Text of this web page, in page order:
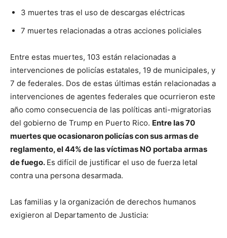
3 muertes tras el uso de descargas eléctricas
7 muertes relacionadas a otras acciones policiales
Entre estas muertes, 103 están relacionadas a
intervenciones de policías estatales, 19 de municipales, y
7 de federales. Dos de estas últimas están relacionadas a
intervenciones de agentes federales que ocurrieron este
año como consecuencia de las políticas anti-migratorias
del gobierno de Trump en Puerto Rico. Entre las 70
muertes que ocasionaron policías con sus armas de
reglamento, el 44% de las víctimas NO portaba armas
de fuego. Es difícil de justificar el uso de fuerza letal
contra una persona desarmada.
Las familias y la organización de derechos humanos
exigieron al Departamento de Justicia: